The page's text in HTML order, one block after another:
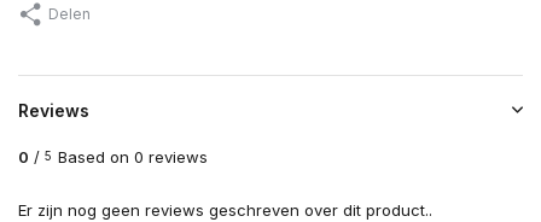
Delen
Reviews
0 / 5 Based on 0 reviews
Er zijn nog geen reviews geschreven over dit product..